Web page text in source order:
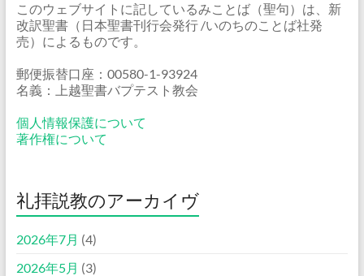
このウェブサイトに記しているみことば（聖句）は、新
改訳聖書（日本聖書刊行会発行 /いのちのことば社発
売）によるものです。
郵便振替口座：00580-1-93924
名義：上越聖書バプテスト教会
個人情報保護について
著作権について
礼拝説教のアーカイヴ
2026年7月 (4)
2026年5月 (3)